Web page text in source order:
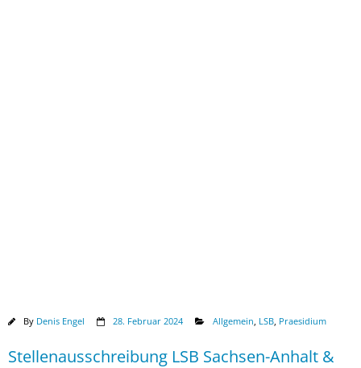
By Denis Engel 28. Februar 2024 Allgemein LSB Praesidium
Stellenausschreibung LSB Sachsen-Anhalt &